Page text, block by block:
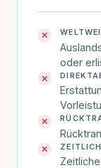
✕
oder
✕
✕
✕